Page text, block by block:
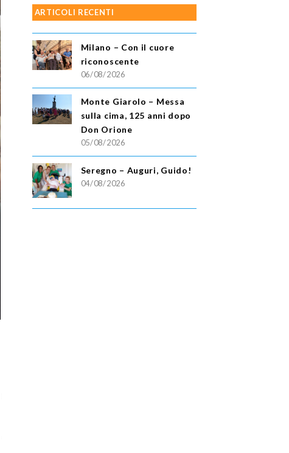
ARTICOLI RECENTI
Milano – Con il cuore
riconoscente
06/08/2026
Monte Giarolo – Messa
sulla cima, 125 anni dopo
Don Orione
05/08/2026
Seregno – Auguri, Guido!
04/08/2026